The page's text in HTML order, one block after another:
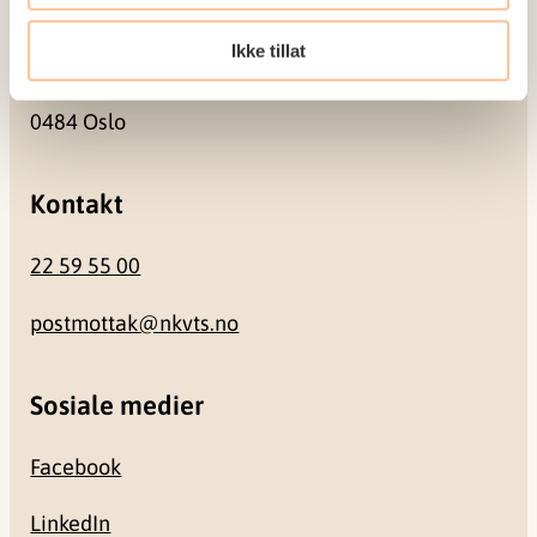
Ikke tillat
Besøksadresse
Gullhaugveien 1-3
0484 Oslo
Kontakt
22 59 55 00
postmottak@nkvts.no
Sosiale medier
Facebook
LinkedIn